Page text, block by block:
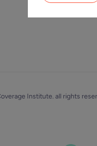
Institute. all rights